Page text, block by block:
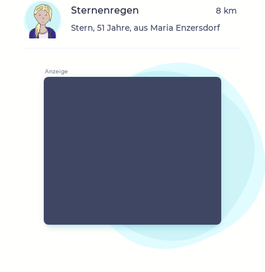
Sternenregen
Stern, 51 Jahre, aus Maria Enzersdorf
8 km